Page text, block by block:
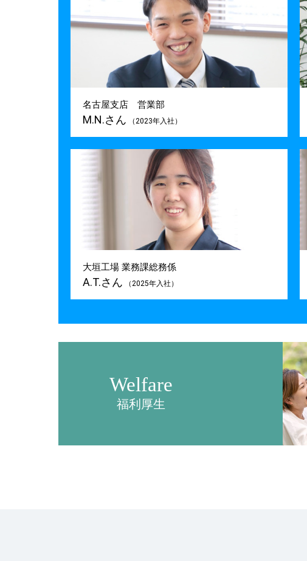
名古屋支店 営業部
M.N.さん （2023年入社）
大垣工場 業務課総務係
A.T.さん （2025年入社）
Welfare
福利厚生